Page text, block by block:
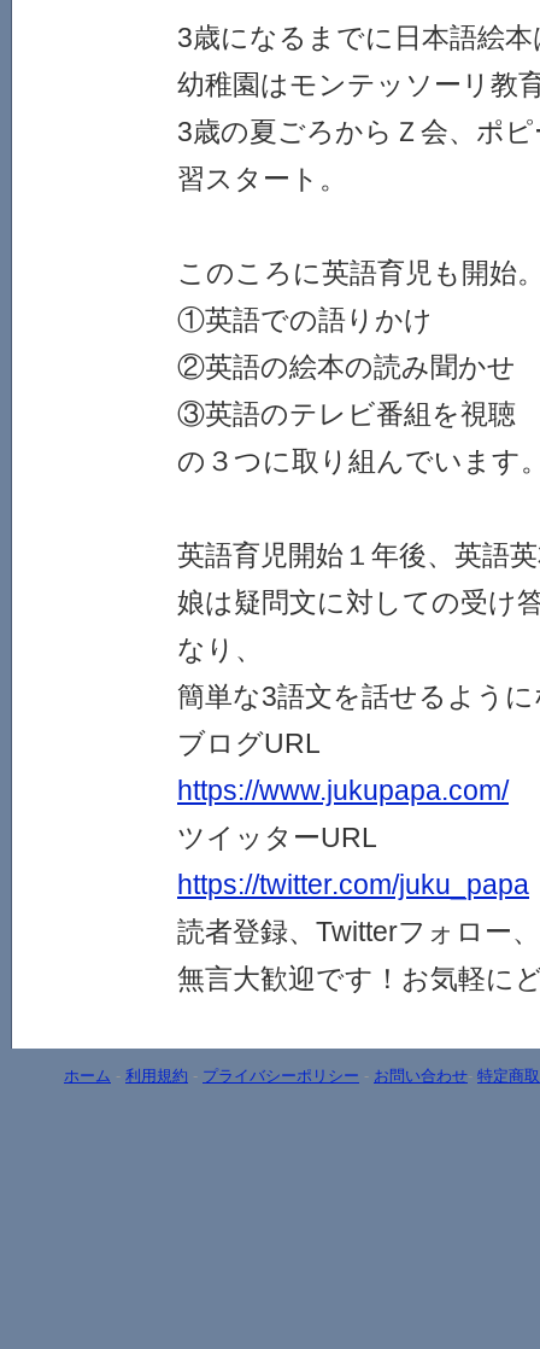
3歳になるまでに日本語絵
幼稚園はモンテッソーリ教
3歳の夏ごろからＺ会、ポ
習スタート。
このころに英語育児も開始
①英語での語りかけ
②英語の絵本の読み聞かせ
③英語のテレビ番組を視聴
の３つに取り組んでいます
英語育児開始１年後、英語
娘は疑問文に対しての受け
なり、
簡単な3語文を話せるよう
ブログURL
https://www.jukupapa.com/
ツイッターURL
https://twitter.com/juku_papa
読者登録、Twitterフォロー
無言大歓迎です！お気軽に
ホーム - 利用規約 - プライバシーポリシー - お問い合わせ- 特定商